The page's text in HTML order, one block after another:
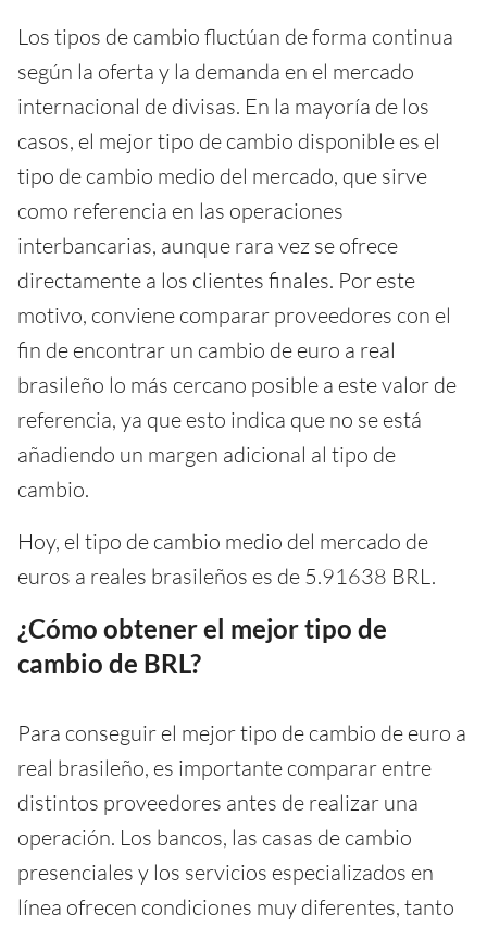
Los tipos de cambio fluctúan de forma continua
según la oferta y la demanda en el mercado
internacional de divisas. En la mayoría de los
casos, el mejor tipo de cambio disponible es el
tipo de cambio medio del mercado, que sirve
como referencia en las operaciones
interbancarias, aunque rara vez se ofrece
directamente a los clientes finales. Por este
motivo, conviene comparar proveedores con el
fin de encontrar un cambio de euro a real
brasileño lo más cercano posible a este valor de
referencia, ya que esto indica que no se está
añadiendo un margen adicional al tipo de
cambio.
Hoy, el tipo de cambio medio del mercado de
euros a reales brasileños es de 5.91638 BRL.
¿Cómo obtener el mejor tipo de
cambio de BRL?
Para conseguir el mejor tipo de cambio de euro a
real brasileño, es importante comparar entre
distintos proveedores antes de realizar una
operación. Los bancos, las casas de cambio
presenciales y los servicios especializados en
línea ofrecen condiciones muy diferentes, tanto